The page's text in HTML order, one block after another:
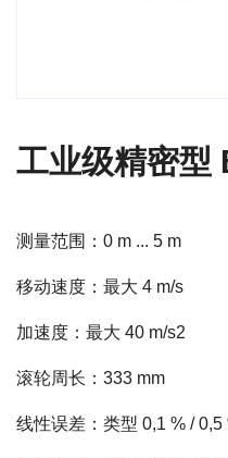
工业级精密型
测量范围：0 m ... 5 m
移动速度：最大 4 m/s
加速度：最大 40 m/s2
滚轮周长：333 mm
线性误差：类型 0,1 % / 0,5